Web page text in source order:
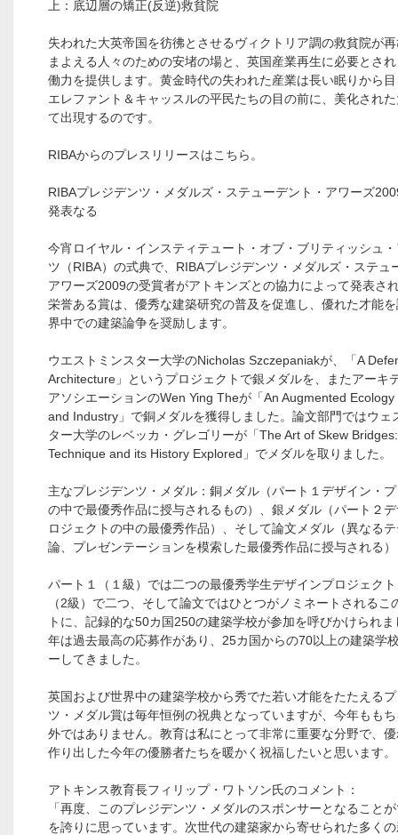
上：底辺層の矯正(反逆)救貧院
失われた大英帝国を彷彿とさせるヴィクトリア調の救貧院が
まよえる人々のための安堵の場と、英国産業再生に必要とさ
働力を提供します。黄金時代の失われた産業は長い眠りから
エレファント＆キャッスルの平民たちの目の前に、美化され
て出現するのです。
RIBAからのプレスリリースはこちら。
RIBAプレジデンツ・メダルズ・ステューデント・アワーズ
発表なる
今宵ロイヤル・インスティテュート・オブ・ブリティッシュ
ツ（RIBA）の式典で、RIBAプレジデンツ・メダルズ・ステュ
アワーズ2009の受賞者がアトキンズとの協力によって発表さ
栄誉ある賞は、優秀な建築研究の普及を促進し、優れた才能
界中での建築論争を奨励します。
ウエストミンスター大学のNicholas Szczepaniakが、「A
Architecture」というプロジェクトで銀メダルを、またアーキ
アソシエーションのWen Ying Theが「An Augmented
and Industry」で銅メダルを獲得しました。論文部門ではウェ
ター大学のレベッカ・グレゴリーが「The Art of Skew
Technique and its History Explored」でメダルを取りました。
主なプレジデンツ・メダル：銅メダル（パート１デザイン・
の中で最優秀作品に授与されるもの）、銀メダル（パート２
ロジェクトの中の最優秀作品）、そして論文メダル（異なる
論、プレゼンテーションを模索した最優秀作品に授与される）
パート１（１級）では二つの最優秀学生デザインプロジェク
（2級）で二つ、そして論文ではひとつがノミネートされるこ
トに、記録的な50カ国250の建築学校が参加を呼びかけられ
年は過去最高の応募作があり、25カ国からの70以上の建築学
ーしてきました。
英国および世界中の建築学校から秀でた若い才能をたたえる
ツ・メダル賞は毎年恒例の祝典となっていますが、今年もも
外ではありません。教育は私にとって非常に重要な分野で、
作り出した今年の優勝者たちを暖かく祝福したいと思います。
アトキンス教育長フィリップ・ワトソン氏のコメント：
「再度、このプレジデンツ・メダルのスポンサーとなること
を誇りに思っています。次世代の建築家から寄せられた多く